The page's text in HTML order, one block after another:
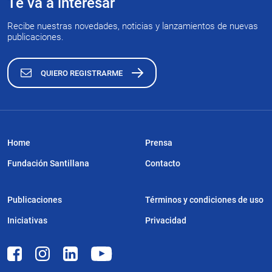
Recibe nuestras novedades, noticias y lanzamientos de nuevas
publicaciones.
QUIERO REGISTRARME
Home
Fundación Santillana
Publicaciones
Iniciativas
Prensa
Contacto
Términos y condiciones de uso
Privacidad